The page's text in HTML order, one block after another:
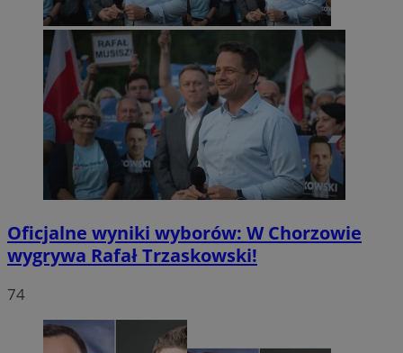
Oficjalne wyniki wyborów: W Chorzowie
wygrywa Rafał Trzaskowski!
74